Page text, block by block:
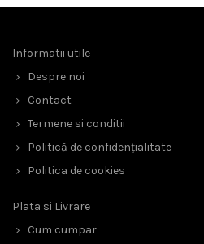
Informatii utile
Despre noi
Contact
Termene si conditii
Politică de confidențialitate
Politica de cookies
Plata si Livrare
Cum cumpar